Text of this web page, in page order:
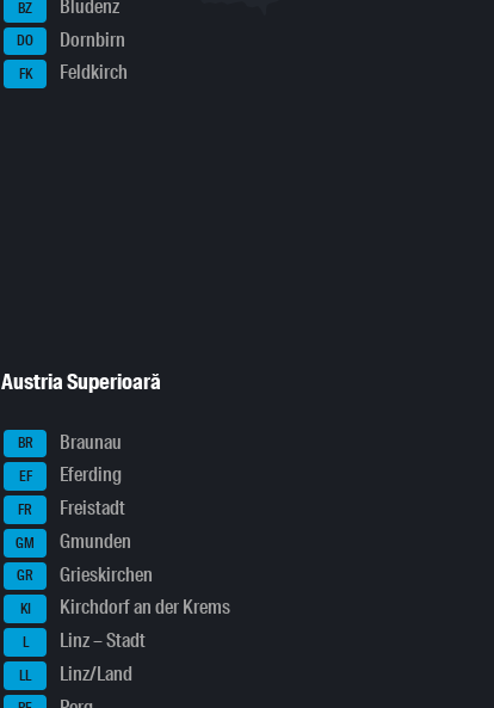
BZ Bludenz
DO Dornbirn
FK Feldkirch
Austria Superioară
BR Braunau
EF Eferding
FR Freistadt
GM Gmunden
GR Grieskirchen
KI Kirchdorf an der Krems
L Linz – Stadt
LL Linz/Land